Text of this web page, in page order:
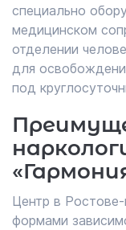
специально
медицинском
отделении
для
под
Центр в
формами